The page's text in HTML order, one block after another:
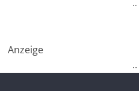
..
Anzeige
..